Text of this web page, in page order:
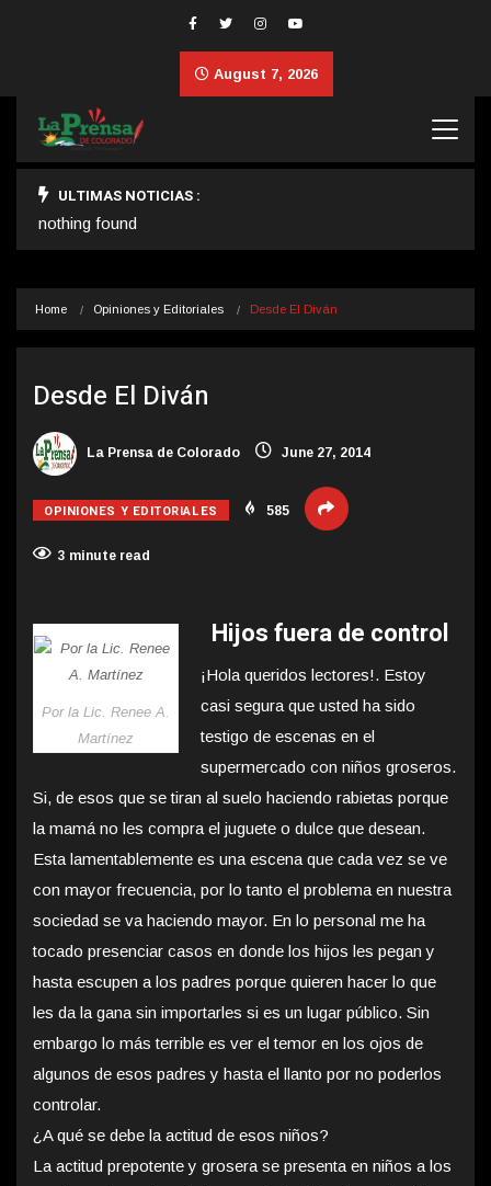
August 7, 2026
ULTIMAS NOTICIAS :
nothing found
Home Opiniones y Editoriales Desde El Diván
Desde El Diván
La Prensa de Colorado June 27, 2014
OPINIONES Y EDITORIALES 585
3 minute read
Por la Lic. Renee A.
Martínez
Hijos fuera de control
¡Hola queridos lectores!. Estoy
casi segura que usted ha sido
testigo de escenas en el
supermercado con niños groseros.
Si, de esos que se tiran al suelo haciendo rabietas porque
la mamá no les compra el juguete o dulce que desean.
Esta lamentablemente es una escena que cada vez se ve
con mayor frecuencia, por lo tanto el problema en nuestra
sociedad se va haciendo mayor. En lo personal me ha
tocado presenciar casos en donde los hijos les pegan y
hasta escupen a los padres porque quieren hacer lo que
les da la gana sin importarles si es un lugar público. Sin
embargo lo más terrible es ver el temor en los ojos de
algunos de esos padres y hasta el llanto por no poderlos
controlar.
¿A qué se debe la actitud de esos niños?
La actitud prepotente y grosera se presenta en niños a los